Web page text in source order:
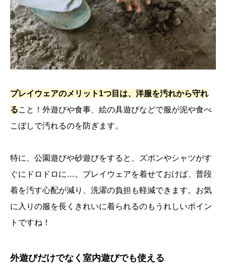
プレイウェアのメリット1つ目は、洋服を汚れから守れ
ること！外遊びや食事、絵の具遊びなどで服が泥や食べ
こぼしで汚れるのを防ぎます。
特に、公園遊びや砂遊びをすると、ズボンやシャツがす
ぐにドロドロに…。プレイウェアを着せておけば、普段
着を汚す心配が減り、洗濯の負担も軽減できます。お気
に入りの服を長くきれいに着られるのもうれしいポイン
トですね！
外遊びだけでなく室内遊びでも使える